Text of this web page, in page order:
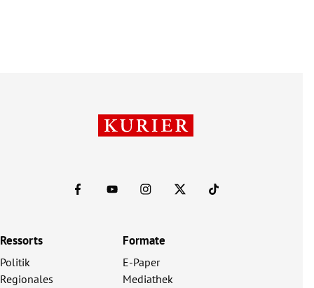
Ressorts
Politik
Regionales
Formate
E-Paper
Mediathek